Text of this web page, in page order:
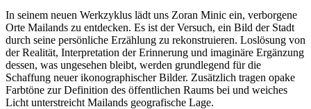
In seinem neuen Werkzyklus lädt uns Zoran Minic ein, verborgene
Orte Mailands zu entdecken. Es ist der Versuch, ein Bild der Stadt
durch seine persönliche Erzählung zu rekonstruieren. Loslösung von
der Realität, Interpretation der Erinnerung und imaginäre Ergänzung
dessen, was ungesehen bleibt, werden grundlegend für die
Schaffung neuer ikonographischer Bilder. Zusätzlich tragen opake
Farbtöne zur Definition des öffentlichen Raums bei und weiches
Licht unterstreicht Mailands geografische Lage.